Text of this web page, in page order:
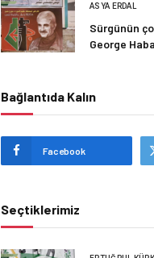
ASYA ERDAL
Sürgünün
George
Bağlantıda Kalın
Facebook
Seçtiklerimiz